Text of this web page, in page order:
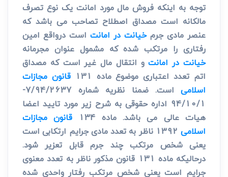
توجه به اینکه فروش مال مورد امانت یک نوع تصرف
مالکانه است مصداق اصطلاح تصاحب می باشد که
عنصر مادی جرمخیانت در امانت است درواقع امین
رفتاری را مرتکب شده که مشمول عنوان مجرمانه
خیانت در امانتو انتقال مال غیر است که مصداق
اتم تعدد اعتباری موضوع ماده 131
قانون مجازات
اسلامی
است. ضمنا نظریه شماره 7/94/2637-
94/10/1 اداره حقوقی به شرح زیر مورد تایید اعضا
هیات عالی می باشد. ماده 134
قانون مجازات
اسلامی
1392 ناظر به تعدد مادی جرایم ارتکابی است
یعنی شخص مرتکب چند جرم قابل تعزیر شود.
درحالیکه ماده 131 قانون مذکور ناظر به تعدد معنوی
جرایم است یعنی شخص مرتکب رفتار واحدی شده